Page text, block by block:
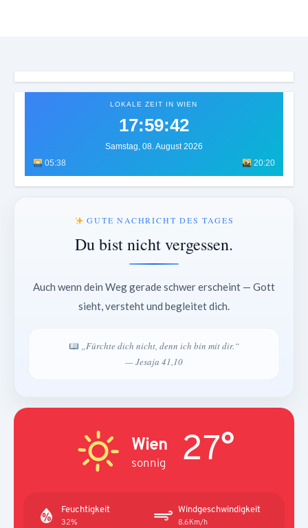
LOKALE ZEIT IN WIEN
17:59:46
Samstag, 08. August 2026
05:38
20:20
GUTE NACHRICHT DES TAGES
Du bist nicht vergessen.
Auch wenn dein Weg gerade schwer erscheint — Gott
sieht, versteht und begleitet dich.
„Fürchte dich nicht, denn ich bin mit dir.“
— Jesaja 41,10
Wien
sonnig 27°
Feuchtigkeit
32%
Windgeschwindigkeit
8.6Km/h